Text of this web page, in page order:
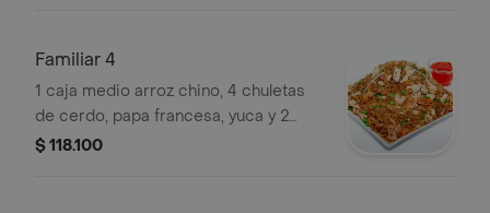
Familiar 4
1 caja medio arroz chino, 4 chuletas
de cerdo, papa francesa, yuca y 2
gaseosas 1.5 lt a elegir
$ 118.100